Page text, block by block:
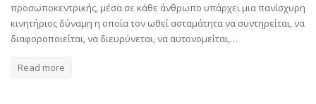
προσωποκεντρικής, μέσα σε κάθε άνθρωπο υπάρχει μια πανίσχυρη
κινητήριος δύναμη η οποία τον ωθεί ασταμάτητα να συντηρείται, να
διαφοροποιείται, να διευρύνεται, να αυτονομείται,…
Read more